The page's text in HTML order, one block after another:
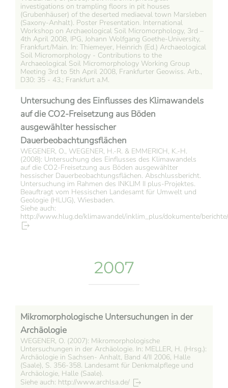
investigations on trampling floors in pit houses
(Grubenhäuser) of the deserted mediaeval town Marsleben
(Saxony-Anhalt). Poster Presentation. International
Workshop on Archaeological Soil Micromorphology, 3rd –
4th April 2008, IPG, Johann Wolfgang Goethe-University,
Frankfurt/Main. In: Thiemeyer, Heinrich (Ed.) Archaeological
Soil Micromorphology - Contributions to the
Archaeological Soil Micromorphology Working Group
Meeting 3rd to 5th April 2008, Frankfurter Geowiss. Arb.,
D30: 35 - 43.; Frankfurt a.M.
Untersuchung des Einflusses des Klimawandels
auf die CO2-Freisetzung aus Böden
ausgewählter hessischer
Dauerbeobachtungsflächen
WEGENER, O., WEGENER, H.-R. & EMMERICH, K.-H.
(2008): Untersuchung des Einflusses des Klimawandels
auf die CO2-Freisetzung aus Böden ausgewählter
hessischer Dauerbeobachtungsflächen. Abschlussbericht.
Untersuchung im Rahmen des INKLIM II plus-Projektes.
Beauftragt vom Hessischen Landesamt für Umwelt und
Geologie (HLUG), Wiesbaden.
Siehe auch:
http://www.hlug.de/klimawandel/inklim_plus/dokumente/
2007
Mikromorphologische Untersuchungen in der
Archäologie
WEGENER, O. (2007): Mikromorphologische
Untersuchungen in der Archäologie. In: MELLER, H. (Hrsg.):
Archäologie in Sachsen- Anhalt, Band 4/II 2006, Halle
(Saale), S. 356-358. Landesamt für Denkmalpflege und
Archäologie, Halle (Saale).
Siehe auch: http://www.archlsa.de/